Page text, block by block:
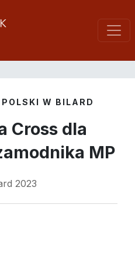
W BILARD
Cross dla
MP
2023